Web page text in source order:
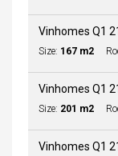
Vinhomes Q1
Size: 167 m2
Vinhomes Q1
Size: 201 m2
Vinhomes Q1